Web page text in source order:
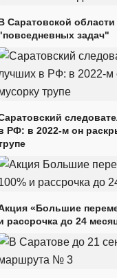
Саратовской
задач"
РФ: в 2022-м он
«Большие
рассрочка до 24